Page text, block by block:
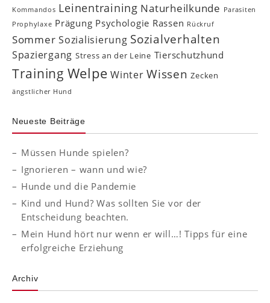
Kommandos Leinentraining Naturheilkunde Parasiten
Prophylaxe Prägung Psychologie Rassen Rückruf
Sommer Sozialisierung Sozialverhalten
Spaziergang Stress an der Leine Tierschutzhund
Training Welpe Winter Wissen Zecken
ängstlicher Hund
Neueste Beiträge
Müssen Hunde spielen?
Ignorieren – wann und wie?
Hunde und die Pandemie
Kind und Hund? Was sollten Sie vor der
Entscheidung beachten.
Mein Hund hört nur wenn er will…! Tipps für eine
erfolgreiche Erziehung
Archiv